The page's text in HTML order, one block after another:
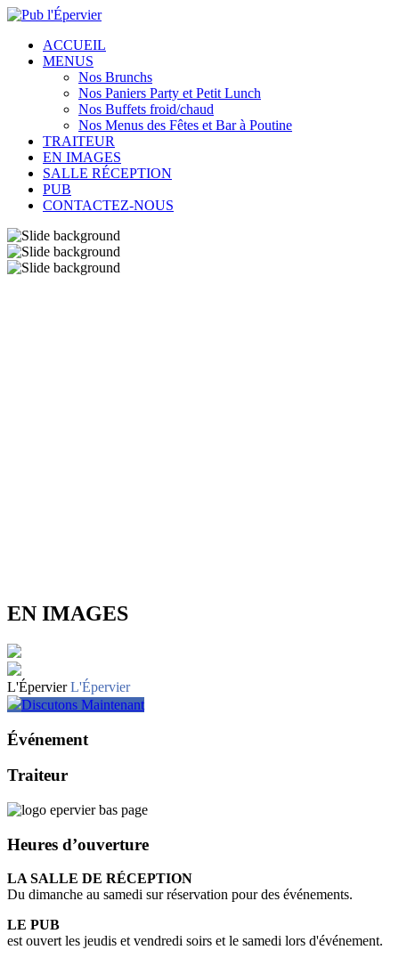
ACCUEIL
MENUS
Nos Brunchs
Nos Paniers Party et Petit Lunch
Nos Buffets froid/chaud
Nos Menus des Fêtes et Bar à Poutine
TRAITEUR
EN IMAGES
SALLE RÉCEPTION
PUB
CONTACTEZ-NOUS
EN IMAGES
L'Épervier L'Épervier
Discutons Maintenant
Événement
Traiteur
Heures d’ouverture
LA SALLE DE RÉCEPTION
Du dimanche au samedi sur réservation pour des événements.
LE PUB
est ouvert les jeudis et vendredi soirs et le samedi lors d'événement.